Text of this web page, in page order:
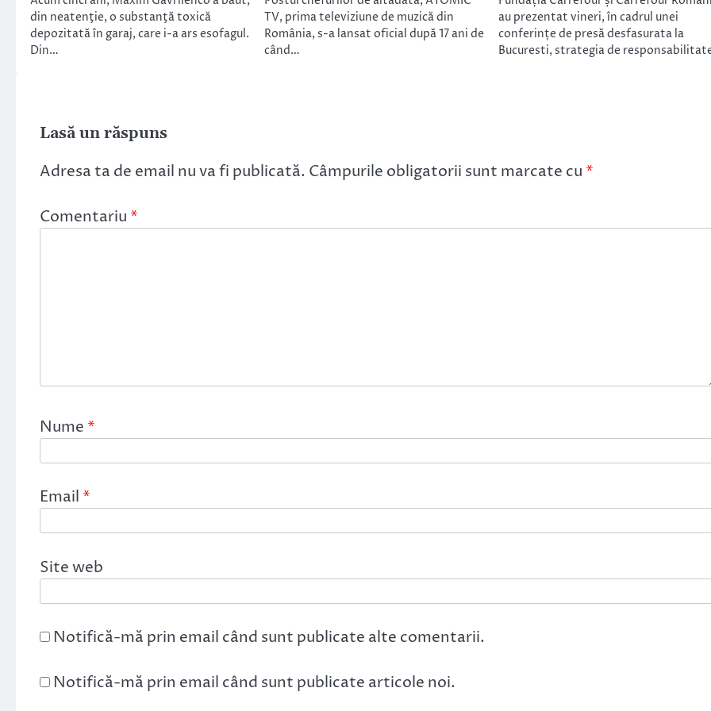
din neatenţie, o substanţă toxică
depozitată în garaj, care i-a ars esofagul.
Din…
TV, prima televiziune de muzică din
România, s-a lansat oficial după 17 ani de
când…
au prezentat vineri, în cadrul unei
conferințe de presă desfasurata la
Bucuresti, strategia de
Lasă un răspuns
Adresa ta de email nu va fi publicată. Câmpurile obligatorii sunt marcate cu *
Comentariu *
Nume *
Email *
Site web
Notifică-mă prin email când sunt publicate alte comentarii.
Notifică-mă prin email când sunt publicate articole noi.